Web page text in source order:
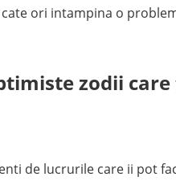
ori intampina o
zodii
de lucrurile care ii pot